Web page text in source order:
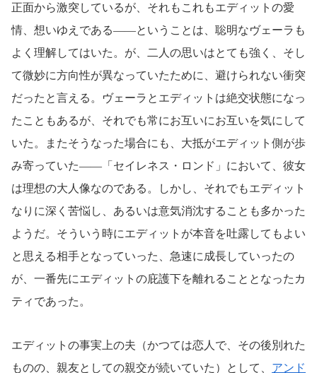
正面から激突しているが、それもこれもエディットの愛
情、想いゆえである――ということは、聡明なヴェーラも
よく理解してはいた。が、二人の思いはとても強く、そし
て微妙に方向性が異なっていたために、避けられない衝突
だったと言える。ヴェーラとエディットは絶交状態になっ
たこともあるが、それでも常にお互いにお互いを気にして
いた。またそうなった場合にも、大抵がエディット側が歩
み寄っていた――「セイレネス・ロンド」において、彼女
は理想の大人像なのである。しかし、それでもエディット
なりに深く苦悩し、あるいは意気消沈することも多かった
ようだ。そういう時にエディットが本音を吐露してもよい
と思える相手となっていった、急速に成長していったの
が、一番先にエディットの庇護下を離れることとなったカ
ティであった。
エディットの事実上の夫（かつては恋人で、その後別れた
ものの、親友としての親交が続いていた）として、 アンド